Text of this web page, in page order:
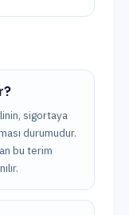
sigortaya
durumudur.
bu terim